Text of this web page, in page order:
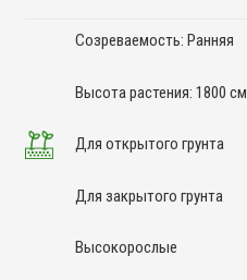
Созреваемость: Ранняя
Высота растения: 1800 см
Для открытого грунта
Для закрытого грунта
Высокорослые